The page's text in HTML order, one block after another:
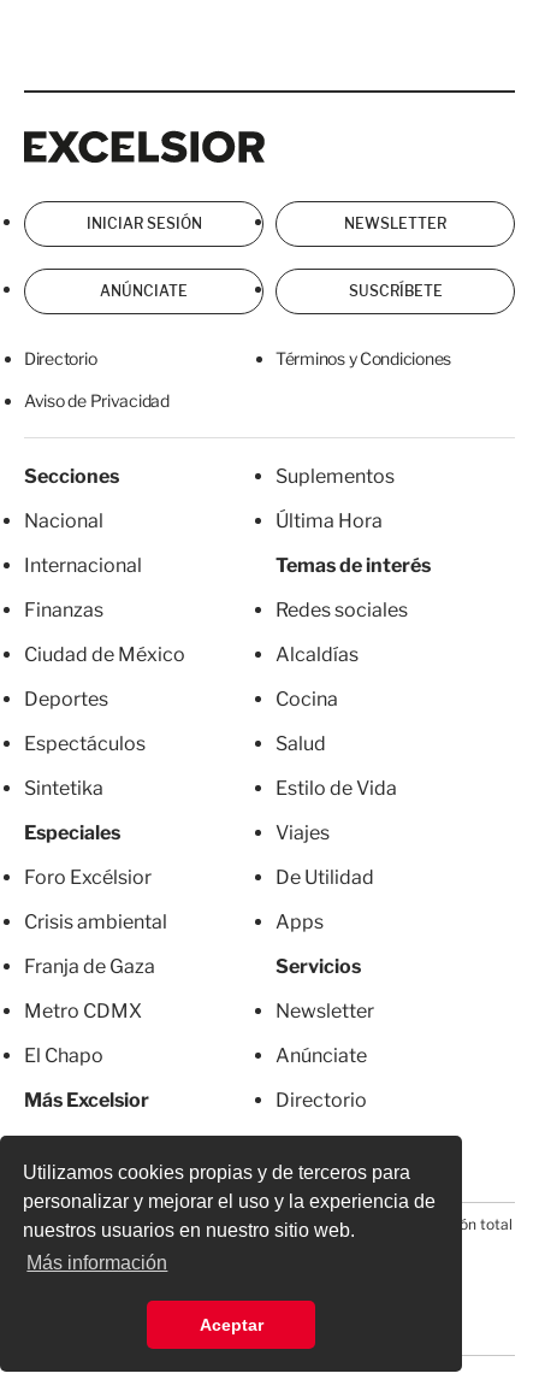
Utilizamos cookies propias y de terceros para
personalizar y mejorar el uso y la experiencia de
nuestros usuarios en nuestro sitio web.
Más información
Aceptar
INICIAR SESIÓN NEWSLETTER
ANÚNCIATE SUSCRÍBETE
Directorio Términos y Condiciones
Aviso de Privacidad
Secciones
Nacional
Internacional
Finanzas
Ciudad de México
Deportes
Espectáculos
Sintetika
Especiales
Foro Excélsior
Crisis ambiental
Franja de Gaza
Metro CDMX
El Chapo
Más Excelsior
Suplementos
Última Hora
Temas de interés
Redes sociales
Alcaldías
Cocina
Salud
Estilo de Vida
Viajes
De Utilidad
Apps
Servicios
Newsletter
Anúnciate
Directorio
© 2026 Todos los derechos reservados. Prohibida la reproducción total
o parcial, incluyendo cualquier medio electrónico*